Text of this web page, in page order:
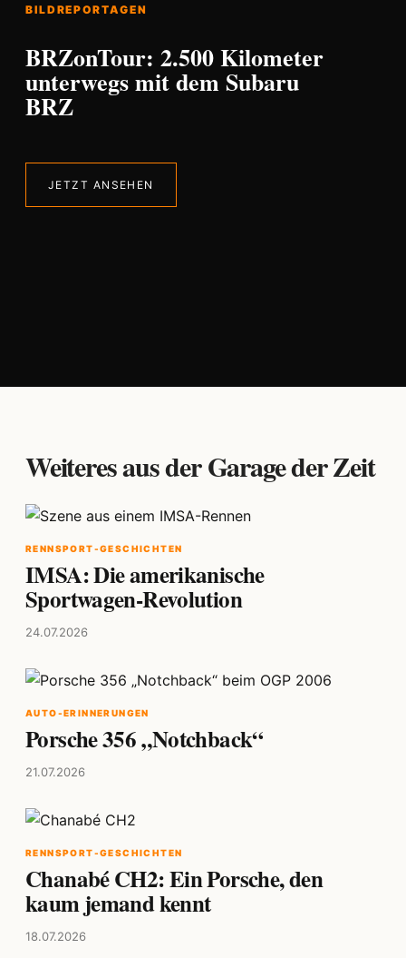
BILDREPORTAGEN
BRZonTour: 2.500 Kilometer
unterwegs mit dem Subaru
BRZ
JETZT ANSEHEN
Weiteres aus der Garage der Zeit
RENNSPORT-GESCHICHTEN
IMSA: Die amerikanische
Sportwagen-Revolution
24.07.2026
AUTO-ERINNERUNGEN
Porsche 356 „Notchback“
21.07.2026
RENNSPORT-GESCHICHTEN
Chanabé CH2: Ein Porsche, den
kaum jemand kennt
18.07.2026